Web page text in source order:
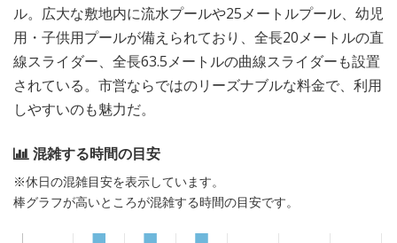
ル。広大な敷地内に流水プールや25メートルプール、幼児
用・子供用プールが備えられており、全長20メートルの直
線スライダー、全長63.5メートルの曲線スライダーも設置
されている。市営ならではのリーズナブルな料金で、利用
しやすいのも魅力だ。
混雑する時間の目安
※休日の混雑目安を表示しています。
棒グラフが高いところが混雑する時間の目安です。